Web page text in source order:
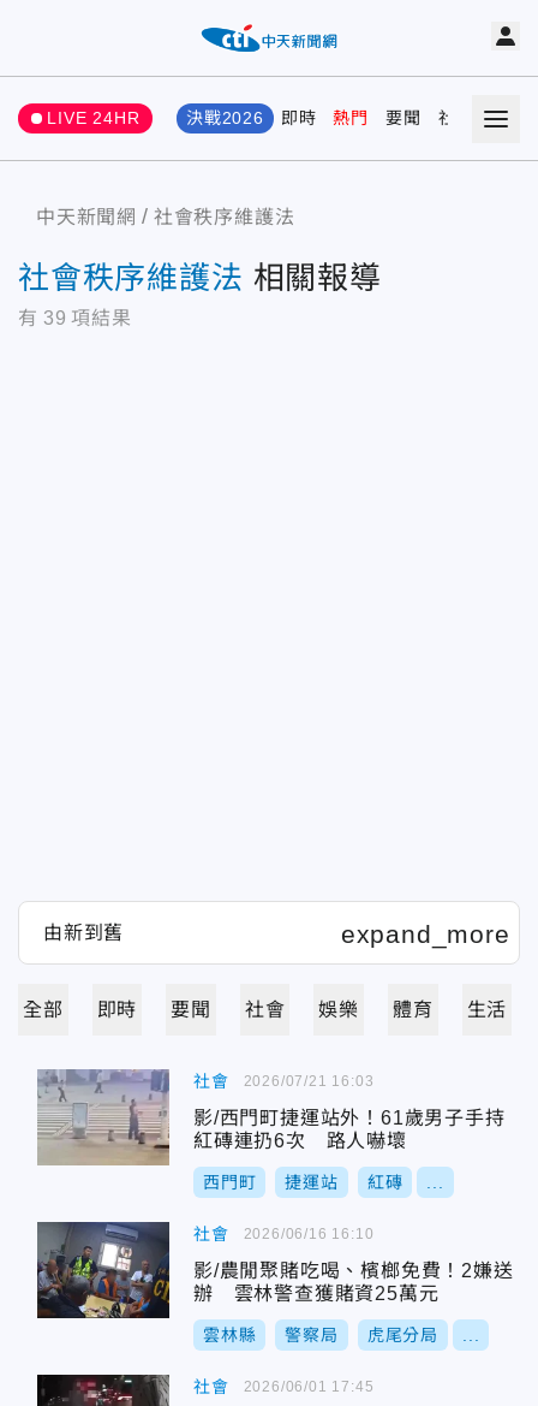
LIVE 24HR 決戰2026 即時 熱門 要聞 社會 娛樂
中天新聞網 社會秩序維護法
社會秩序維護法 相關報導
有 39 項結果
全部 即時 要聞 社會 娛樂 體育 生活
社會
影/西門町捷運站外！61歲男子手持
紅磚連扔6次 路人嚇壞
西門町 捷運站 紅磚
2026/07/21 16:03
社會
影/農閒聚賭吃喝、檳榔免費！2嫌送
辦 雲林警查獲賭資25萬元
雲林縣 警察局 虎尾分局
2026/06/16 16:10
社會 2026/06/01 17:45